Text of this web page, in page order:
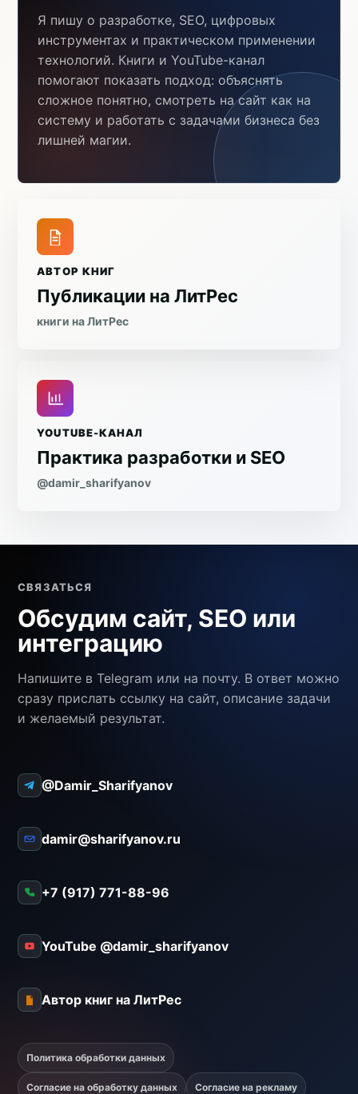
Я пишу о разработке, SEO, цифровых
инструментах и практическом применении
технологий. Книги и YouTube-канал
помогают показать подход: объяснять
сложное понятно, смотреть на сайт как на
систему и работать с задачами бизнеса без
лишней магии.
АВТОР КНИГ
Публикации на ЛитРес
книги на ЛитРес
YOUTUBE-КАНАЛ
Практика разработки и SEO
@damir_sharifyanov
СВЯЗАТЬСЯ
Обсудим сайт, SEO или
интеграцию
Напишите в Telegram или на почту. В ответ можно
сразу прислать ссылку на сайт, описание задачи
и желаемый результат.
@Damir_Sharifyanov
damir@sharifyanov.ru
+7 (917) 771-88-96
YouTube @damir_sharifyanov
Автор книг на ЛитРес
Политика обработки данных
Согласие на обработку данных Согласие на рекламу